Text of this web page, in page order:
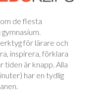
de flesta
för lärare och
inspirera, förklara
tiden är knapp. Alla
har en tydlig